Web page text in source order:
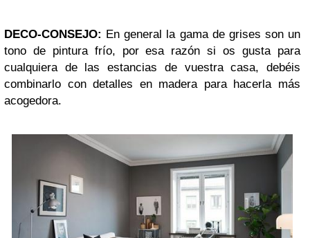
DECO-CONSEJO: En general la gama de grises son un
tono de pintura frío, por esa razón si os gusta para
cualquiera de las estancias de vuestra casa, debéis
combinarlo con detalles en madera para hacerla más
acogedora.